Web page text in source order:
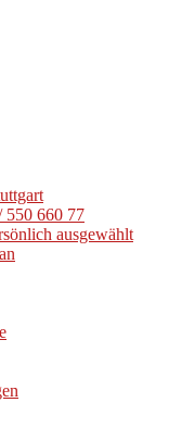
550 660 77
ausgewählt